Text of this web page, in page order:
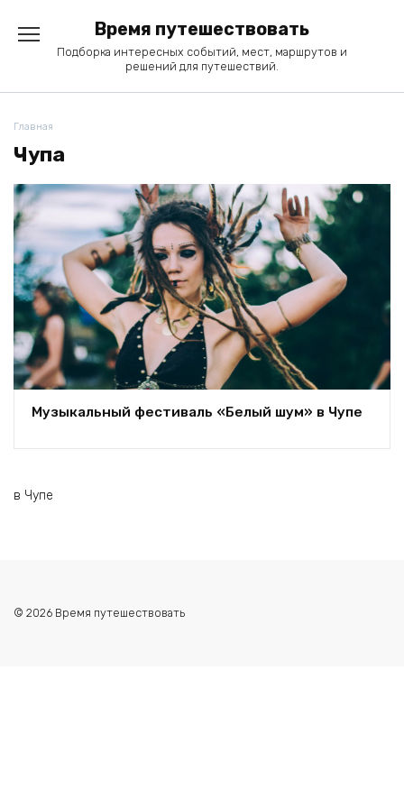
содержанию
Время путешествовать
Подборка интересных событий, мест, маршрутов и
решений для путешествий.
Главная
Чупа
Музыкальный фестиваль «Белый шум» в Чупе
в Чупе
© 2026 Время путешествовать